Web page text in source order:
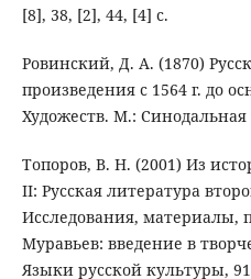
[8], 38, [2], 44, [4] с.
Ровинский, Д. А. (1870)
произведения с 1564 г. до
Художеств. М.: Синодальная
Топоров, В. Н. (2001) Из
II: Русская литература
Исследования, материалы,
Муравьев: введение в
Языки русской культуры,